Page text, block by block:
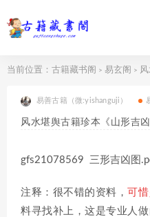
当前位置： 古籍藏书阁 > 易玄阁 >
易善古籍（微:yishanguji）
风水堪舆古籍珍本《山形吉
gfs21078569 三形吉凶图
注释：很不错的资料， 可惜
料寻找补上，这是专业人